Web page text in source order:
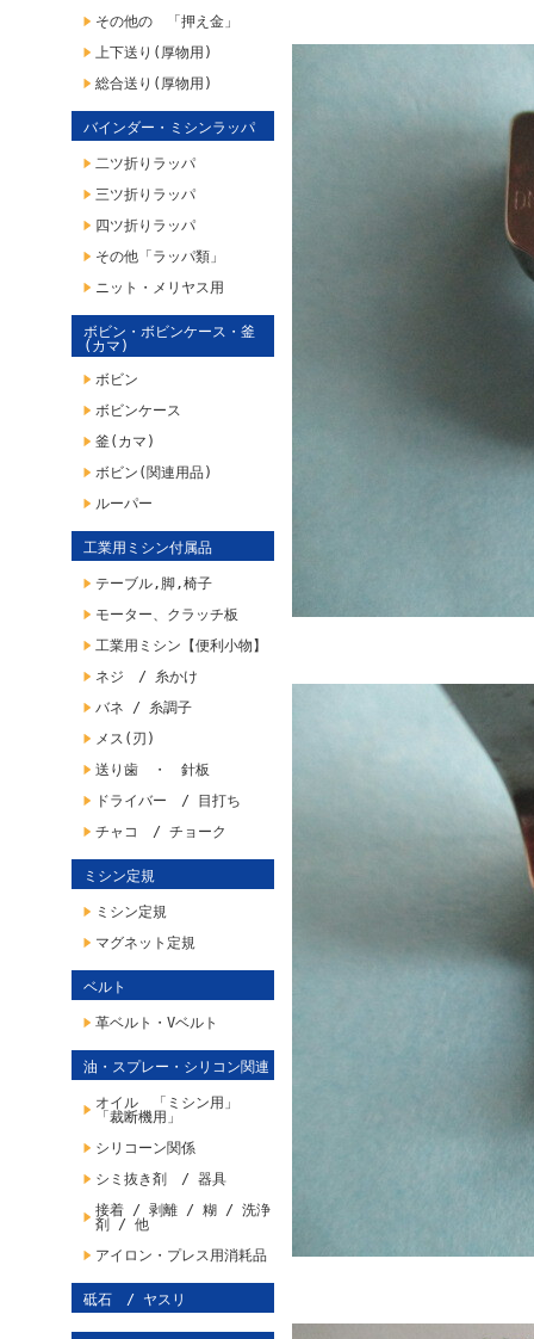
その他の 「押え金」
上下送り(厚物用)
総合送り(厚物用)
バインダー・ミシンラッパ
二ツ折りラッパ
三ツ折りラッパ
四ツ折りラッパ
その他「ラッパ類」
ニット・メリヤス用
ボビン・ボビンケース・釜
(カマ)
ボビン
ボビンケース
釜(カマ)
ボビン(関連用品)
ルーパー
工業用ミシン付属品
テーブル,脚,椅子
モーター、クラッチ板
工業用ミシン【便利小物】
ネジ / 糸かけ
バネ / 糸調子
メス(刃)
送り歯 ・ 針板
ドライバー / 目打ち
チャコ / チョーク
ミシン定規
ミシン定規
マグネット定規
ベルト
革ベルト・Vベルト
油・スプレー・シリコン関連
オイル 「ミシン用」
「裁断機用」
シリコーン関係
シミ抜き剤 / 器具
接着 / 剥離 / 糊 / 洗浄
剤 / 他
アイロン・プレス用消耗品
砥石 / ヤスリ